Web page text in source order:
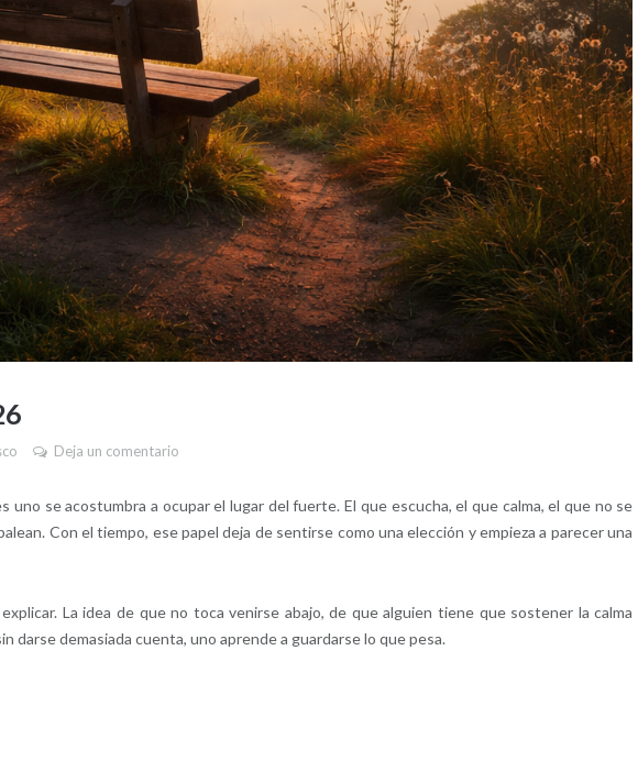
Deja un comentario
uno se acostumbra a ocupar el lugar del fuerte. El que escucha, el que calma, el que no se
Con el tiempo, ese papel deja de sentirse como una elección y empieza a parecer una
La idea de que no toca venirse abajo, de que alguien tiene que sostener la calma
darse demasiada cuenta, uno aprende a guardarse lo que pesa.